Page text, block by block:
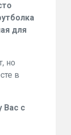
для
но
в
Вас с